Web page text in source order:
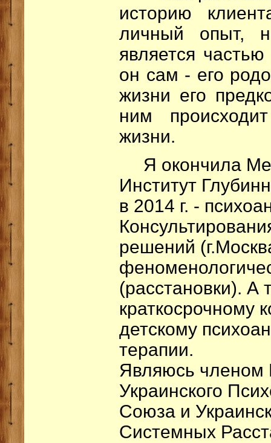
историю
личный опыт,
является
он сам - его
жизни его
ним
жизни.
Я окончила
Институт
в 2014 г. -
решений
(расстановки). А
краткосрочному
детскому
терапии.
Являюсь членом
Украинского
Союза и
Системных